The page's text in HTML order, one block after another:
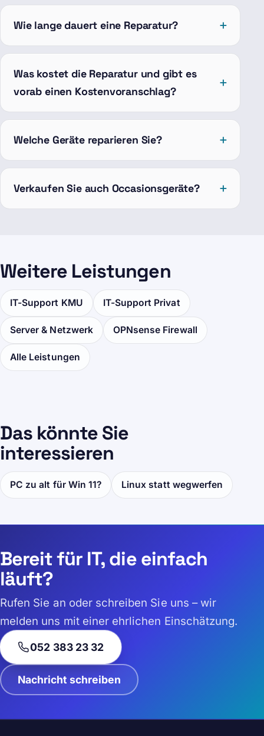
Wie lange dauert eine Reparatur?
Was kostet die Reparatur und gibt es
vorab einen Kostenvoranschlag?
Welche Geräte reparieren Sie?
Verkaufen Sie auch Occasionsgeräte?
Weitere Leistungen
IT-Support KMU IT-Support Privat
Server & Netzwerk OPNsense Firewall
Alle Leistungen
Das könnte Sie
interessieren
PC zu alt für Win 11? Linux statt wegwerfen
Bereit für IT, die einfach
läuft?
Rufen Sie an oder schreiben Sie uns – wir
melden uns mit einer ehrlichen Einschätzung.
052 383 23 32
Nachricht schreiben